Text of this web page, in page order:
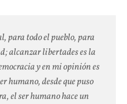
para todo el pueblo, para
alcanzar libertades es la
y en mi opinión es
humano, desde que puso
el ser humano hace un